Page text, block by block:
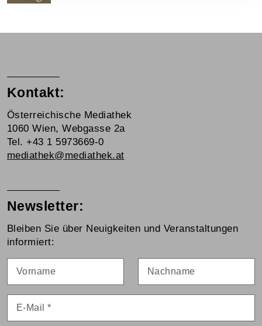
Kontakt:
Österreichische Mediathek
1060 Wien, Webgasse 2a
Tel. +43 1 5973669-0
mediathek@mediathek.at
Newsletter:
Bleiben Sie über Neuigkeiten und Veranstaltungen
informiert: